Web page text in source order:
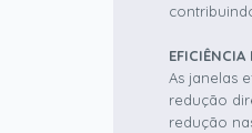
EFICIÊNCIA
As janelas
redução
redução